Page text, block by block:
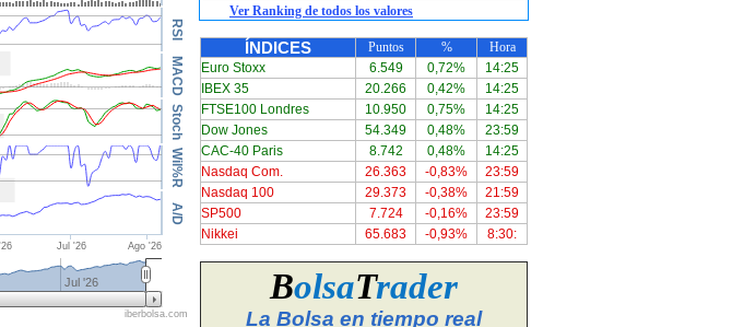
Ver Ranking de todos los valores
ÍNDICES Puntos %
Hora
Euro Stoxx
6.549 0,72%
14:25
IBEX 35
20.266 0,42%
14:25
FTSE100 Londres
10.950 0,75%
14:25
Dow Jones
54.349 0,48%
23:59
CAC-40 Paris
8.742 0,48%
14:25
Nasdaq Com.
26.363 -0,83%
23:59
Nasdaq 100
29.373 -0,38%
21:59
SP500
7.724 -0,16%
23:59
Nikkei
65.683 -0,93% 8:30:
BolsaTrader
La Bolsa en tiempo real